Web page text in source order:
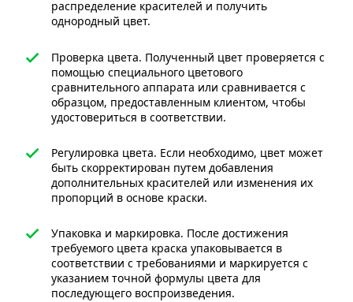
распределение красителей и получить
однородный цвет.
Проверка цвета. Полученный цвет проверяется с
помощью специального цветового
сравнительного аппарата или сравнивается с
образцом, предоставленным клиентом, чтобы
удостовериться в соответствии.
Регулировка цвета. Если необходимо, цвет может
быть скорректирован путем добавления
дополнительных красителей или изменения их
пропорций в основе краски.
Упаковка и маркировка. После достижения
требуемого цвета краска упаковывается в
соответствии с требованиями и маркируется с
указанием точной формулы цвета для
последующего воспроизведения.